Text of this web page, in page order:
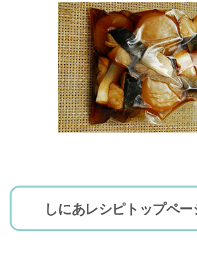
しにあレシピトップペー